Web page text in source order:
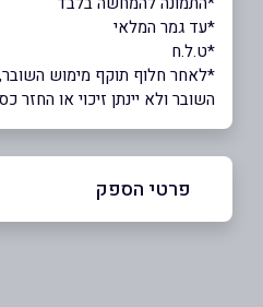
*עד גמר המלאי
*ט.ל.ח
*לאחר חלוף תוקף מימוש
השובר ולא יינתן זיכוי או החזר
פרטי הספק